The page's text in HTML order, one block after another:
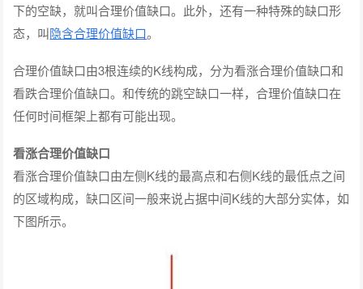
下的空缺，就叫合理价值缺口。此外，还有一种特殊的缺口形
态，叫隐含合理价值缺口。
合理价值缺口由3根连续的K线构成，分为看涨合理价值缺口和
看跌合理价值缺口。和传统的跳空缺口一样，合理价值缺口在
任何时间框架上都有可能出现。
看涨合理价值缺口
看涨合理价值缺口由左侧K线的最高点和右侧K线的最低点之间
的区域构成，缺口区间一般来说占据中间K线的大部分实体，如
下图所示。